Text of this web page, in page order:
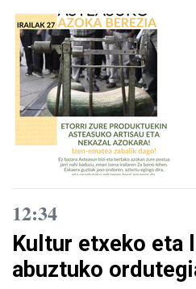
12:34
Kultur etxeko eta
abuztuko